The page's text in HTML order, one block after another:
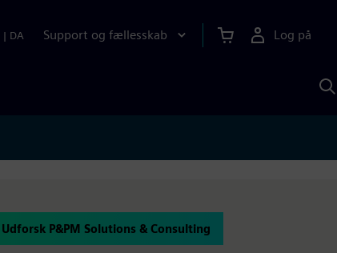
| DA Support og fællesskab Log på
Udforsk P&PM Solutions & Consulting